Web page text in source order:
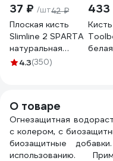
37 ₽ /шт42 ₽
Плоская кисть
Slimline 2 SPARTA
натуральная
щетина,
4.3(350)
433
О товаре
Огнезащитная
с колером, с
биозащитные
использованию.